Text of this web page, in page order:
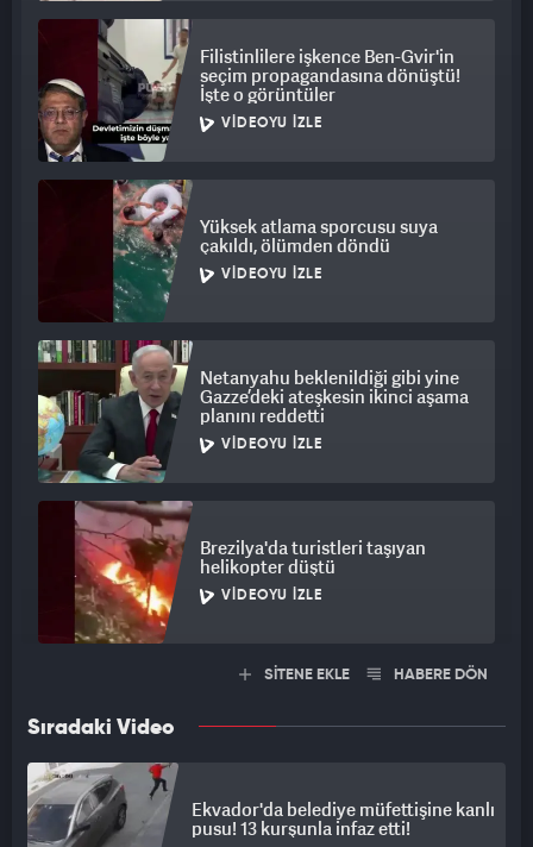
Filistinlilere işkence Ben-Gvir'in
seçim propagandasına dönüştü!
İşte o görüntüler
VIDEOYU İZLE
Yüksek atlama sporcusu suya
çakıldı, ölümden döndü
VIDEOYU İZLE
Netanyahu beklenildiği gibi yine
Gazze’deki ateşkesin ikinci aşama
planını reddetti
VIDEOYU İZLE
Brezilya'da turistleri taşıyan
helikopter düştü
VIDEOYU İZLE
SİTENE EKLE HABERE DÖN
Sıradaki Video
Ekvador'da belediye müfettişine kanlı
pusu! 13 kurşunla infaz etti!